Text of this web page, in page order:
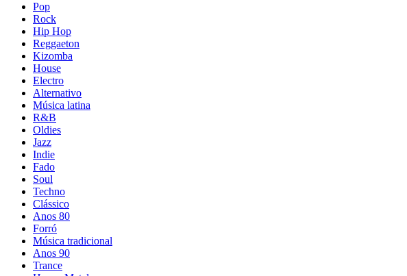
Pop
Rock
Hip Hop
Reggaeton
Kizomba
House
Electro
Alternativo
Música latina
R&B
Oldies
Jazz
Indie
Fado
Soul
Techno
Clássico
Anos 80
Forró
Música tradicional
Anos 90
Trance